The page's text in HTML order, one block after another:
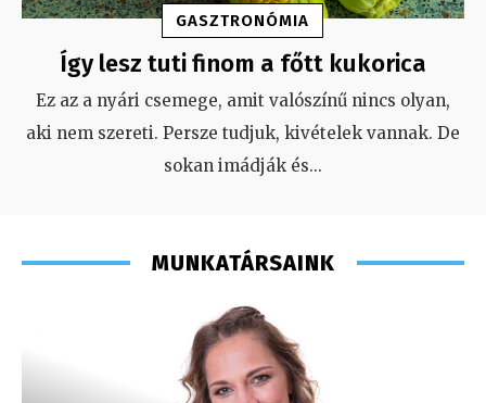
GASZTRONÓMIA
Így lesz tuti finom a főtt kukorica
Ez az a nyári csemege, amit valószínű nincs olyan,
aki nem szereti. Persze tudjuk, kivételek vannak. De
sokan imádják és...
MUNKATÁRSAINK